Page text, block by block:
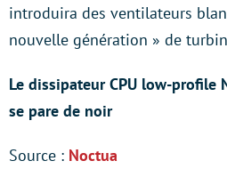
introduira des ventilateurs
nouvelle génération » de
Le dissipateur CPU low-profile
se pare de noir
Source : Noctua